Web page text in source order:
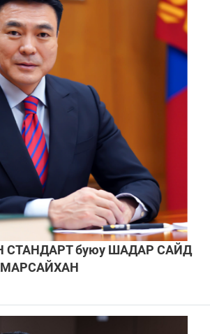
СТАНДАРТ буюу ШАДАР САЙД